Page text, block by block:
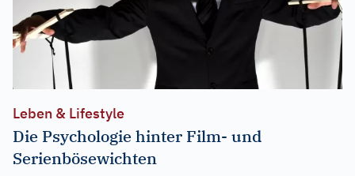
Leben & Lifestyle
Die Psychologie hinter Film- und
Serienbösewichten